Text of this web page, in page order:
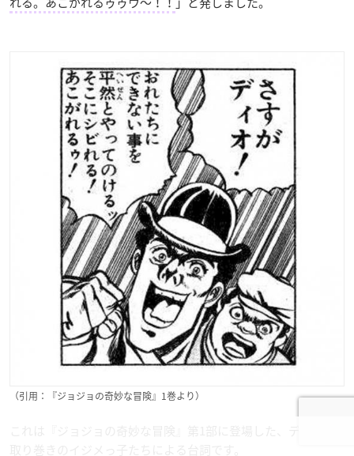
（引用：『ジョジョの奇妙な冒険』1巻より）